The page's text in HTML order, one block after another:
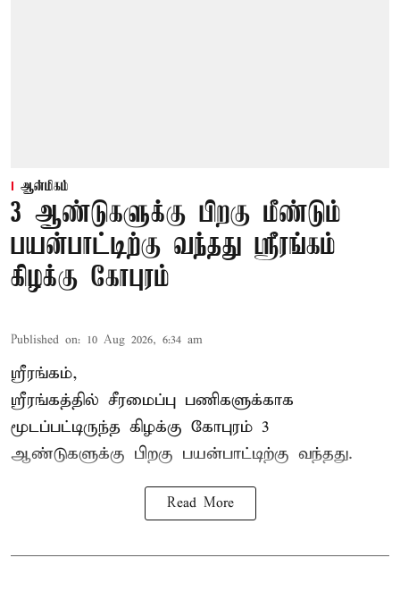
ஆன்மிகம்
3 ஆண்டுகளுக்கு பிறகு மீண்டும்
பயன்பாட்டிற்கு வந்தது ஸ்ரீரங்கம்
கிழக்கு கோபுரம்
Published on: 10 Aug 2026, 6:34 am
ஸ்ரீரங்கம்,
ஸ்ரீரங்கத்தில் சீரமைப்பு பணிகளுக்காக
மூடப்பட்டிருந்த கிழக்கு கோபுரம் 3
ஆண்டுகளுக்கு பிறகு பயன்பாட்டிற்கு வந்தது.
Read More